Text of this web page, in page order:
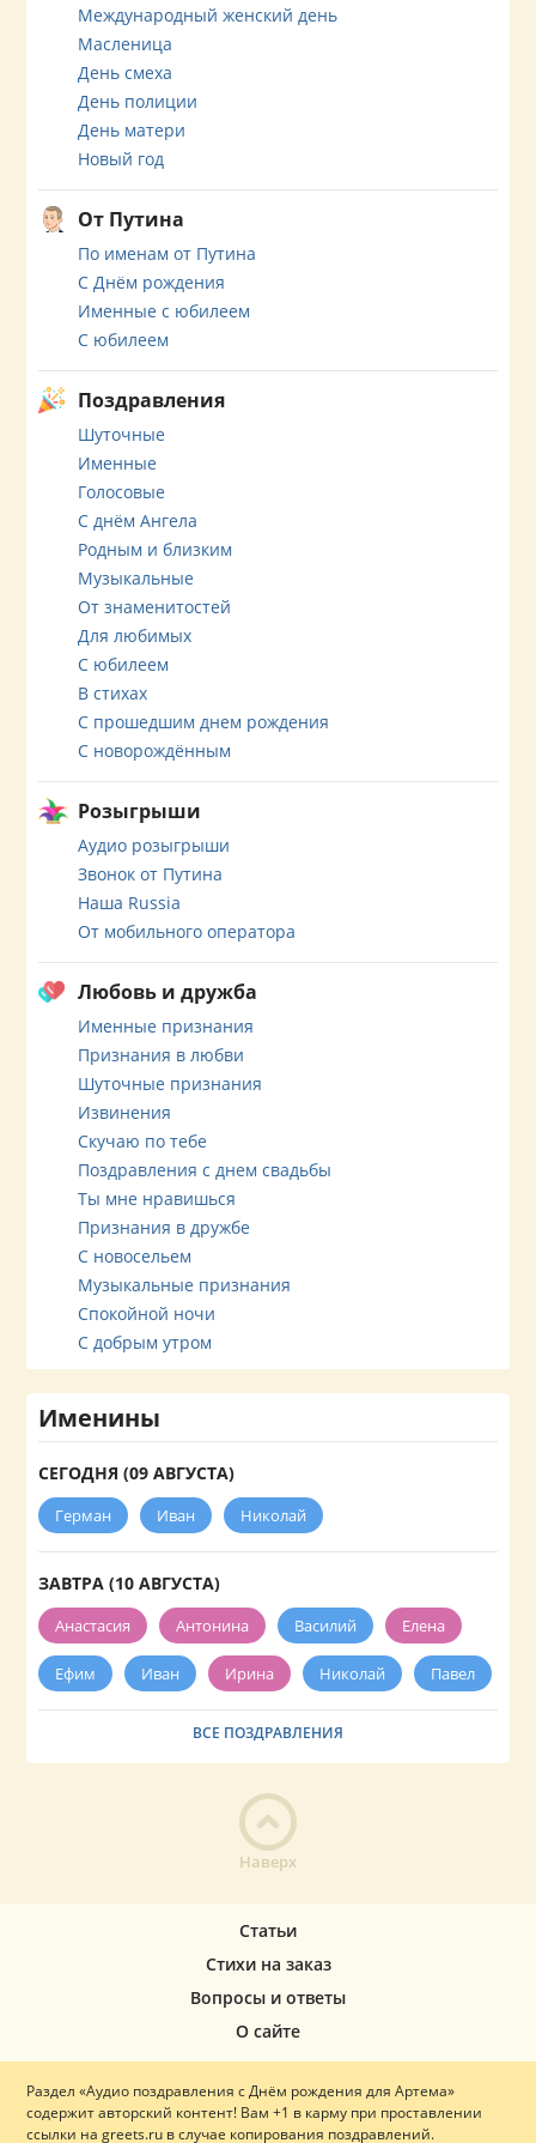
Международный женский день
Масленица
День смеха
День полиции
День матери
Новый год
От Путина
По именам от Путина
С Днём рождения
Именные с юбилеем
С юбилеем
Поздравления
Шуточные
Именные
Голосовые
С днём Ангела
Родным и близким
Музыкальные
От знаменитостей
Для любимых
С юбилеем
В стихах
С прошедшим днем рождения
С новорождённым
Розыгрыши
Аудио розыгрыши
Звонок от Путина
Наша Russia
От мобильного оператора
Любовь и дружба
Именные признания
Признания в любви
Шуточные признания
Извинения
Скучаю по тебе
Поздравления с днем свадьбы
Ты мне нравишься
Признания в дружбе
С новосельем
Музыкальные признания
Спокойной ночи
С добрым утром
Именины
СЕГОДНЯ (09 АВГУСТА)
Герман Иван Николай
ЗАВТРА (10 АВГУСТА)
Анастасия Антонина Василий Елена
Ефим Иван Ирина Николай Павел
ВСЕ ПОЗДРАВЛЕНИЯ
Наверх
Статьи
Стихи на заказ
Вопросы и ответы
О сайте
Раздел «Аудио поздравления с Днём рождения для Артема»
содержит авторский контент! Вам +1 в карму при проставлении
ссылки на greets.ru в случае копирования поздравлений.